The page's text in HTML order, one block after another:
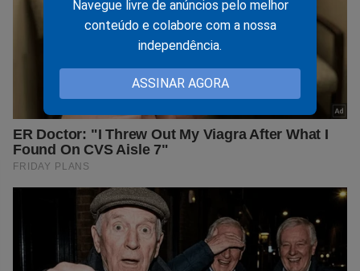
Navegue livre de anúncios pelo melhor
conteúdo e colabore com a nossa
independência.
ASSINAR AGORA